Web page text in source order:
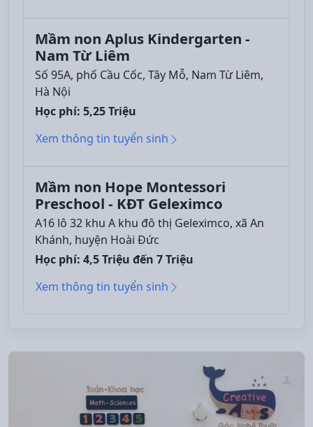
Mầm non Aplus Kindergarten -
Nam Từ Liêm
Số 95A, phố Cầu Cốc, Tây Mỗ, Nam Từ Liêm,
Hà Nội
Học phí: 5,25 Triệu
Xem thông tin tuyển sinh
Mầm non Hope Montessori
Preschool - KĐT Geleximco
A16 lô 32 khu A khu đô thị Geleximco, xã An
Khánh, huyện Hoài Đức
Học phí: 4,5 Triệu đến 7 Triệu
Xem thông tin tuyển sinh